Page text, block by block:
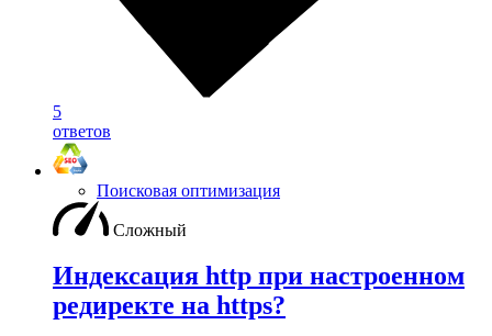
5
ответов
Поисковая оптимизация
Сложный
Индексация http при настроенном
редиректе на https?